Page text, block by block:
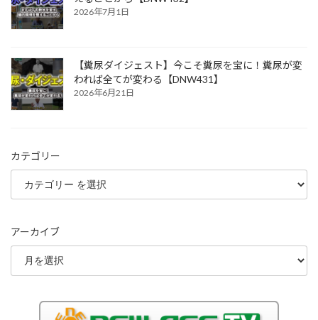
2026年7月1日
【糞尿ダイジェスト】今こそ糞尿を宝に！糞尿が変
われば全てが変わる【DNW431】
2026年6月21日
カテゴリー
アーカイブ